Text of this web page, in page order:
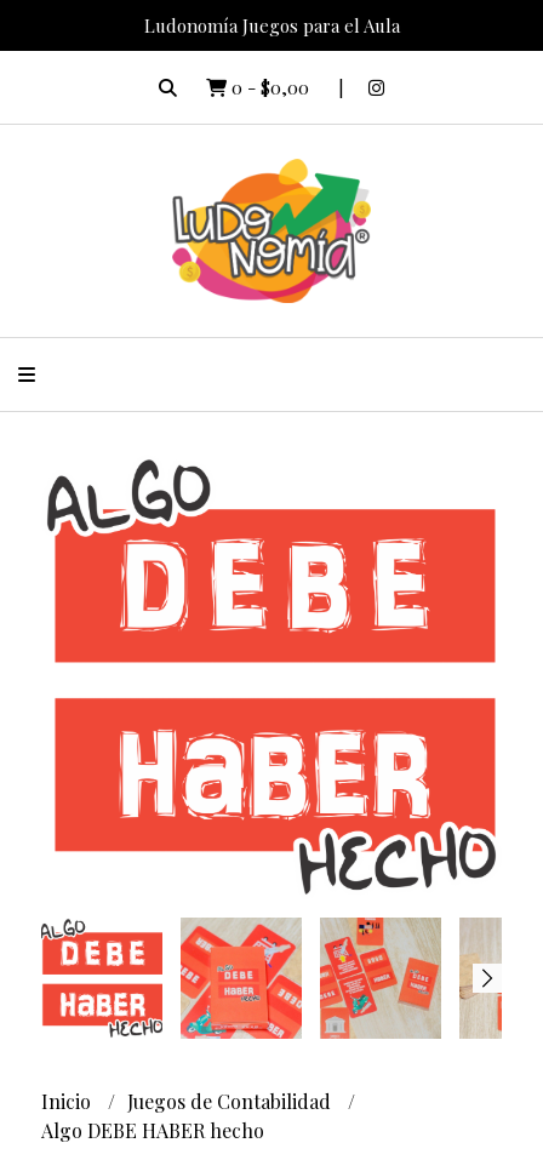
Ludonomía Juegos para el Aula
0 - $0,00
Inicio
Juegos de Contabilidad
Algo DEBE HABER hecho